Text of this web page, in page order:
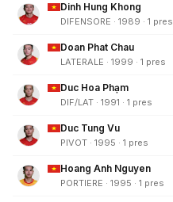
Dinh Hung Khong
DIFENSORE · 1989 · 1 pres
Doan Phat Chau
LATERALE · 1999 · 1 pres
Duc Hoa Phạm
DIF/LAT · 1991 · 1 pres
Duc Tung Vu
PIVOT · 1995 · 1 pres
Hoang Anh Nguyen
PORTIERE · 1995 · 1 pres